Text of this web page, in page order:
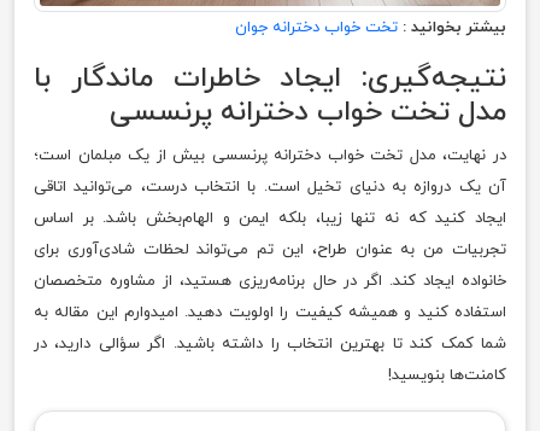
بیشتر بخوانید : تخت خواب دخترانه جوان
نتیجه‌گیری: ایجاد خاطرات ماندگار با
مدل تخت خواب دخترانه پرنسسی
در نهایت، مدل تخت خواب دخترانه پرنسسی بیش از یک مبلمان است؛
آن یک دروازه به دنیای تخیل است. با انتخاب درست، می‌توانید اتاقی
ایجاد کنید که نه تنها زیبا، بلکه ایمن و الهام‌بخش باشد. بر اساس
تجربیات من به عنوان طراح، این تم می‌تواند لحظات شادی‌آوری برای
خانواده ایجاد کند. اگر در حال برنامه‌ریزی هستید، از مشاوره متخصصان
استفاده کنید و همیشه کیفیت را اولویت دهید. امیدوارم این مقاله به
شما کمک کند تا بهترین انتخاب را داشته باشید. اگر سؤالی دارید، در
کامنت‌ها بنویسید!